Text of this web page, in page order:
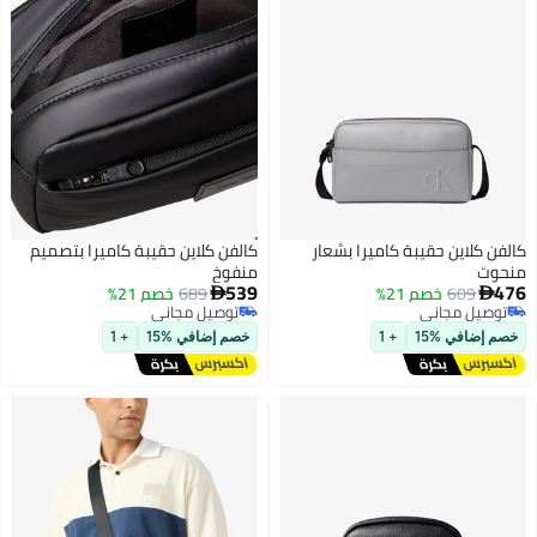
كالفن كلاين حقيبة كاميرا بشعار
منحوت
476
609خصم 21%
توصيل مجاني
توصيل مجاني
خصم إضافي %15 + 1
كالفن كلاين حقيبة كاميرا بتصميم
منفوخ
539
689خصم 21%
توصيل مجاني
توصيل مجاني
خصم إضافي %15 + 1